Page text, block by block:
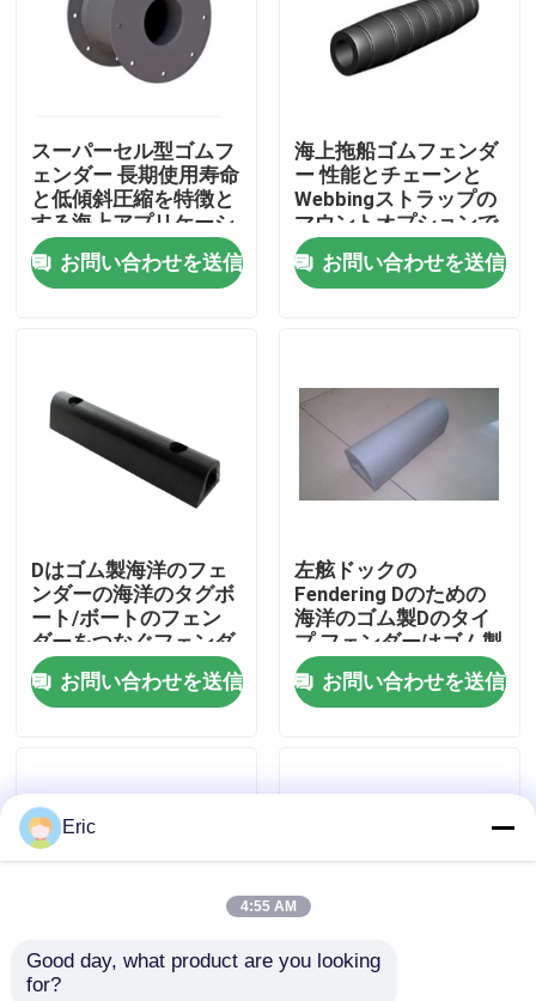
企業情報
品質管理
お問い合わせ
Company News
海洋の Windows
スーパーセル型ゴムフ
ェンダー 長期使用寿命
と低傾斜圧縮を特徴と
する海上アプリケーシ
ョン
お問い合わせを送信
海上拖船ゴムフェンダ
ー 性能とチェーンと
Webbingストラップの
マウントオプションで
簡単にインストール
お問い合わせを送信
Dはゴム製海洋のフェ
ンダーの海洋のタグボ
ート/ボートのフェン
ダーをつなぐフェンダ
ーを形づける
お問い合わせを送信
左舷ドックの
Fendering Dのための
海洋のゴム製Dのタイ
プ フェンダーはゴム製
フェンダーを形づける
お問い合わせを送信
D 形 作業船/リグボー
Eric
4:55 AM
Good day, what product are you looking
for?